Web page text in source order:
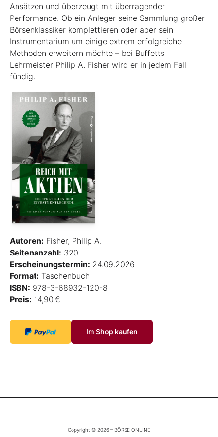
Ansätzen und überzeugt mit überragender
Performance. Ob ein Anleger seine Sammlung großer
Börsenklassiker komplettieren oder aber sein
Instrumentarium um einige extrem erfolgreiche
Methoden erweitern möchte – bei Buffetts
Lehrmeister Philip A. Fisher wird er in jedem Fall
fündig.
Autoren: Fisher, Philip A.
Seitenanzahl: 320
Erscheinungstermin: 24.09.2026
Format: Taschenbuch
ISBN: 978-3-68932-120-8
Preis: 14,90 €
Im Shop kaufen
Copyright © 2026 – BÖRSE ONLINE